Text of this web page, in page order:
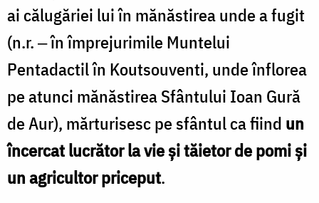
ai călugăriei lui în mănăstirea unde a fugit
(n.r. ‒ în împrejurimile Muntelui
Pentadactil în Koutsouventi, unde înflorea
pe atunci mănăstirea Sfântului Ioan Gură
de Aur), mărturisesc pe sfântul ca fiind un
încercat lucrător la vie și tăietor de pomi și
un agricultor priceput.